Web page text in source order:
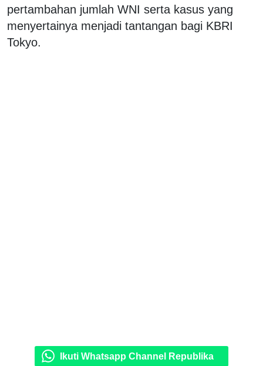
pertambahan jumlah WNI serta kasus yang
menyertainya menjadi tantangan bagi KBRI
Tokyo.
Ikuti Whatsapp Channel Republika